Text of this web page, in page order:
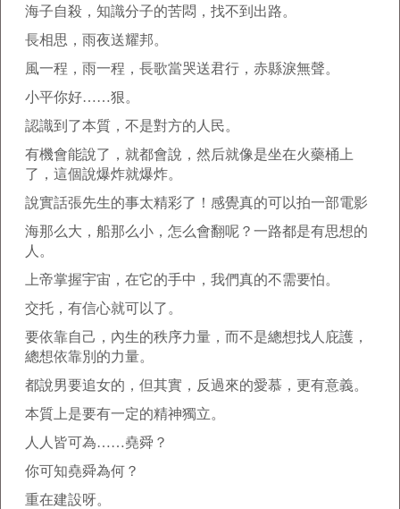
海子自殺，知識分子的苦悶，找不到出路。
長相思，雨夜送耀邦。
風一程，雨一程，長歌當哭送君行，赤縣淚無聲。
小平你好……狠。
認識到了本質，不是對方的人民。
有機會能說了，就都會說，然后就像是坐在火藥桶上
了，這個說爆炸就爆炸。
說實話張先生的事太精彩了！感覺真的可以拍一部電影
海那么大，船那么小，怎么會翻呢？一路都是有思想的
人。
上帝掌握宇宙，在它的手中，我們真的不需要怕。
交托，有信心就可以了。
要依靠自己，內生的秩序力量，而不是總想找人庇護，
總想依靠別的力量。
都說男要追女的，但其實，反過來的愛慕，更有意義。
本質上是要有一定的精神獨立。
人人皆可為……堯舜？
你可知堯舜為何？
重在建設呀。